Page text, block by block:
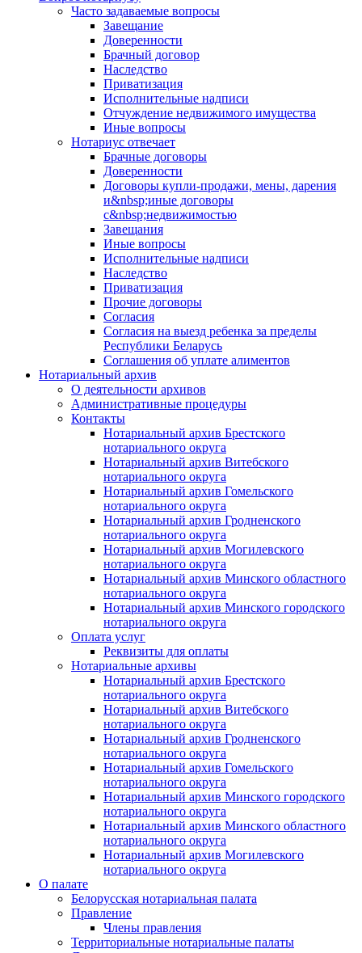
Часто задаваемые вопросы
Завещание
Доверенности
Брачный договор
Наследство
Приватизация
Исполнительные надписи
Отчуждение недвижимого имущества
Иные вопросы
Нотариус отвечает
Брачные договоры
Доверенности
Договоры купли-продажи, мены, дарения
и&nbsp;иные договоры
с&nbsp;недвижимостью
Завещания
Иные вопросы
Исполнительные надписи
Наследство
Приватизация
Прочие договоры
Согласия
Согласия на выезд ребенка за пределы
Республики Беларусь
Соглашения об уплате алиментов
Нотариальный архив
О деятельности архивов
Административные процедуры
Контакты
Нотариальный архив Брестского
нотариального округа
Нотариальный архив Витебского
нотариального округа
Нотариальный архив Гомельского
нотариального округа
Нотариальный архив Гродненского
нотариального округа
Нотариальный архив Могилевского
нотариального округа
Нотариальный архив Минского областного
нотариального округа
Нотариальный архив Минского городского
нотариального округа
Оплата услуг
Реквизиты для оплаты
Нотариальные архивы
Нотариальный архив Брестского
нотариального округа
Нотариальный архив Витебского
нотариального округа
Нотариальный архив Гродненского
нотариального округа
Нотариальный архив Гомельского
нотариального округа
Нотариальный архив Минского городского
нотариального округа
Нотариальный архив Минского областного
нотариального округа
Нотариальный архив Могилевского
нотариального округа
О палате
Белорусская нотариальная палата
Правление
Члены правления
Территориальные нотариальные палаты